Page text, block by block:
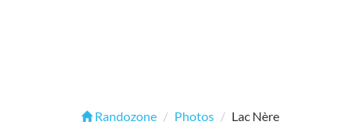
Randozone Photos Lac Nère